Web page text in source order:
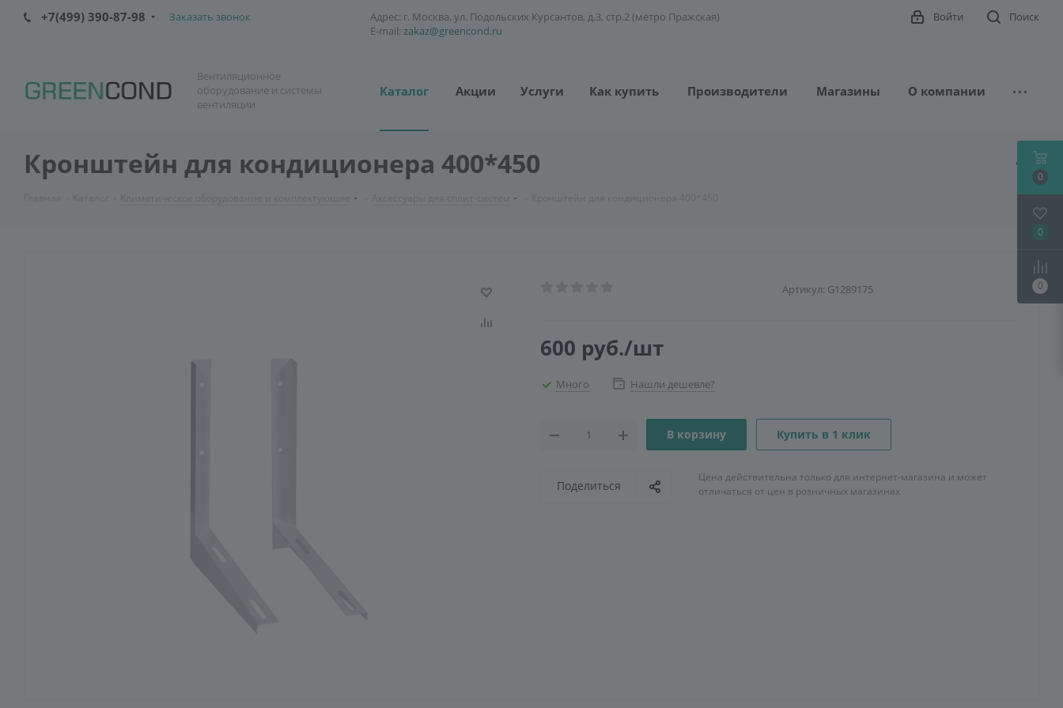
+7(499) 390-87-98 Заказать звонок
Адрес: г. Москва, ул. Подольских Курсантов, д.3, стр.2 (метро Пражская)
E-mail: zakaz@greencond.ru
Поиск
Войти
Вентиляционное
оборудование и системы
вентиляции
Каталог Акции Услуги Как купить Производители Магазины О компании
Кронштейн для кондиционера 400*450
Артикул: G1289175
600 руб./шт
Много Нашли дешевле?
В корзину Купить в 1 клик
Поделиться
Цена действительна только для интернет-магазина и может
отличаться от цен в розничных магазинах
0
0
0